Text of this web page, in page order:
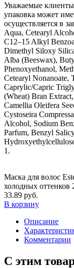
Уважаемые
упаковка может
осуществляется в
Aqua, Cetearyl
C12–15 Alkyl
Dimethyl Siloxy
Alba (Beeswax),
Phenoxyethanol,
Cetearyl Nonanoate,
Caprylic/Capric
(Wheat) Bran
Camellia Oleifera
Cystoseira
Alcohol, Sodium
Parfum, Benzyl
1.
Маска для волос
холодных оттенков
33.89 руб.
В корзину
Описание
Комментарии
С этим